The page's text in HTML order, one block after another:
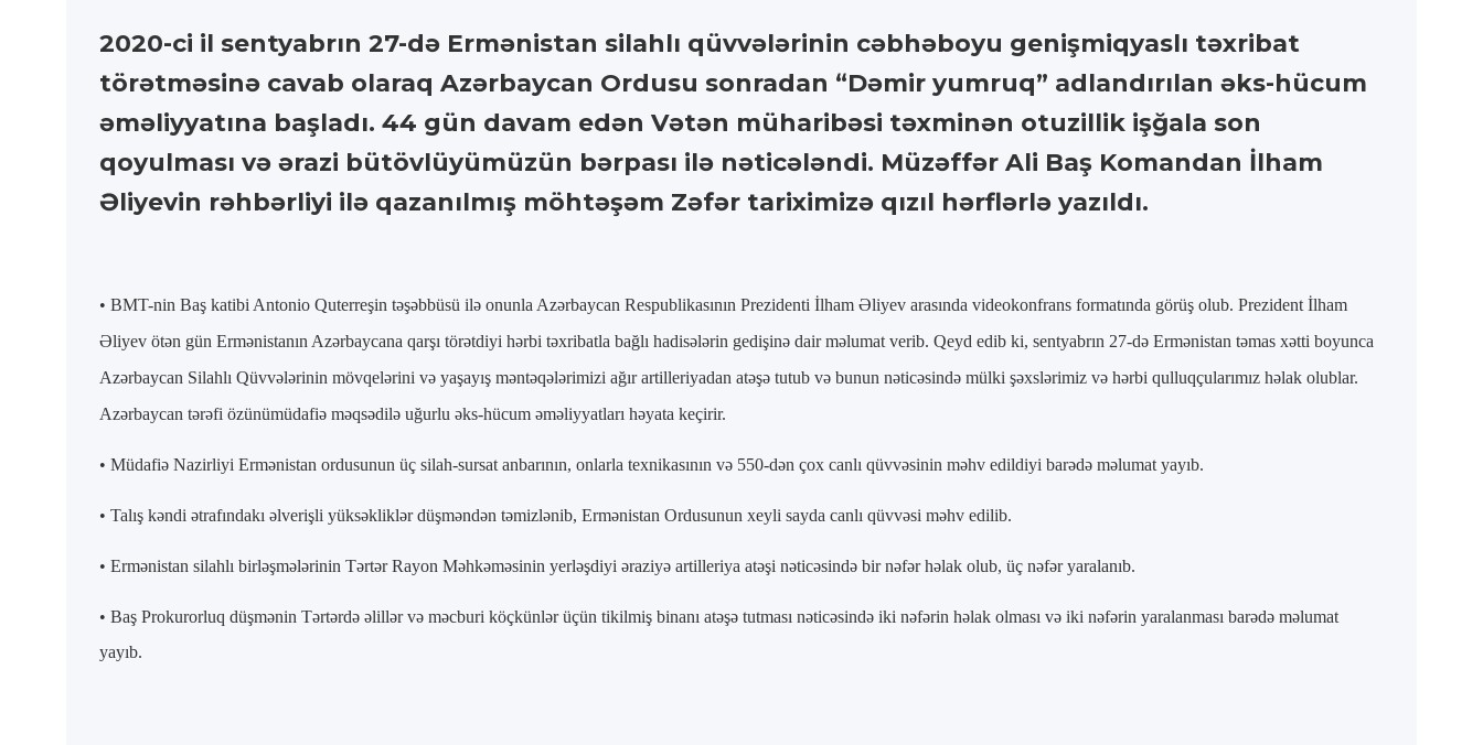
2020-ci il sentyabrın 27-də Ermənistan silahlı qüvvələrinin cəbhəboyu genişmiqyaslı təxribat
törətməsinə cavab olaraq Azərbaycan Ordusu sonradan “Dəmir yumruq” adlandırılan əks-hücum
əməliyyatına başladı. 44 gün davam edən Vətən müharibəsi təxminən otuzillik işğala son
qoyulması və ərazi bütövlüyümüzün bərpası ilə nəticələndi. Müzəffər Ali Baş Komandan İlham
Əliyevin rəhbərliyi ilə qazanılmış möhtəşəm Zəfər tariximizə qızıl hərflərlə yazıldı.
• BMT-nin Baş katibi Antonio Quterreşin təşəbbüsü ilə onunla Azərbaycan Respublikasının Prezidenti İlham Əliyev arasında videokonfrans formatında görüş olub. Prezident İlham
Əliyev ötən gün Ermənistanın Azərbaycana qarşı törətdiyi hərbi təxribatla bağlı hadisələrin gedişinə dair məlumat verib. Qeyd edib ki, sentyabrın 27-də Ermənistan təmas xətti boyunca
Azərbaycan Silahlı Qüvvələrinin mövqelərini və yaşayış məntəqələrimizi ağır artilleriyadan atəşə tutub və bunun nəticəsində mülki şəxslərimiz və hərbi qulluqçularımız həlak olublar.
Azərbaycan tərəfi özünümüdafiə məqsədilə uğurlu əks-hücum əməliyyatları həyata keçirir.
• Müdafiə Nazirliyi Ermənistan ordusunun üç silah-sursat anbarının, onlarla texnikasının və 550-dən çox canlı qüvvəsinin məhv edildiyi barədə məlumat yayıb.
• Talış kəndi ətrafındakı əlverişli yüksəkliklər düşməndən təmizlənib, Ermənistan Ordusunun xeyli sayda canlı qüvvəsi məhv edilib.
• Ermənistan silahlı birləşmələrinin Tərtər Rayon Məhkəməsinin yerləşdiyi əraziyə artilleriya atəşi nəticəsində bir nəfər həlak olub, üç nəfər yaralanıb.
• Baş Prokurorluq düşmənin Tərtərdə əlillər və məcburi köçkünlər üçün tikilmiş binanı atəşə tutması nəticəsində iki nəfərin həlak olması və iki nəfərin yaralanması barədə məlumat
yayıb.